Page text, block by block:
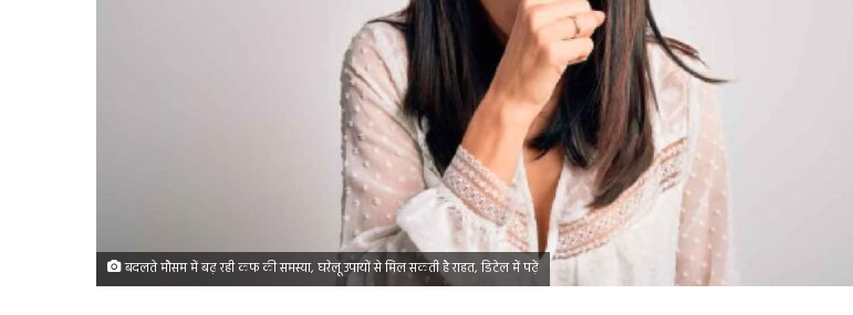
बदलते मौसम में बढ़ रही कफ की समस्या, घरेलू उपायों से मिल सकती है राहत, डिटेल में पढ़ें